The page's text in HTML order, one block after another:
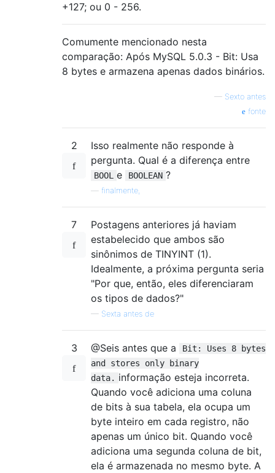
+127; ou 0 - 256.
Comumente mencionado nesta
comparação: Após MySQL 5.0.3 - Bit: Usa
8 bytes e armazena apenas dados binários.
— Sexto antes
fonte
2
Isso realmente não responde à
pergunta. Qual é a diferença entre
BOOL e BOOLEAN ?
finalmente,
7
Postagens anteriores já haviam
estabelecido que ambos são
sinônimos de TINYINT (1).
Idealmente, a próxima pergunta seria
"Por que, então, eles diferenciaram
os tipos de dados?"
— Sexta antes de
3 @Seis antes que a
Bit: Uses 8 bytes
and stores only binary
data. informação esteja incorreta.
Quando você adiciona uma coluna
de bits à sua tabela, ela ocupa um
byte inteiro em cada registro, não
apenas um único bit. Quando você
adiciona uma segunda coluna de bit,
ela é armazenada no mesmo byte. A